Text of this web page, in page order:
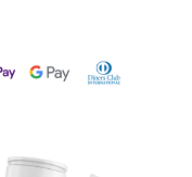
Google PayDiners Club